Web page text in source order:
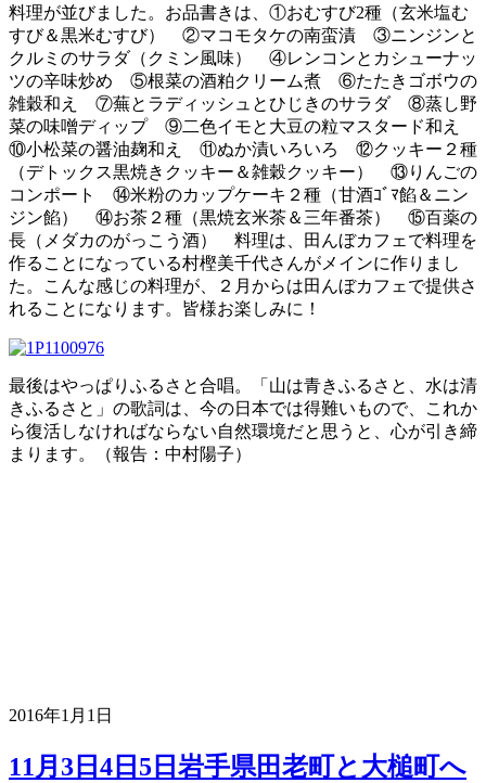
料理が並びました。お品書きは、①おむすび2種（玄米塩む
すび＆黒米むすび） ②マコモタケの南蛮漬 ③ニンジンと
クルミのサラダ（クミン風味） ④レンコンとカシューナッ
ツの辛味炒め ⑤根菜の酒粕クリーム煮 ⑥たたきゴボウの
雑穀和え ⑦蕪とラディッシュとひじきのサラダ ⑧蒸し野
菜の味噌ディップ ⑨二色イモと大豆の粒マスタード和え
⑩小松菜の醤油麹和え ⑪ぬか漬いろいろ ⑫クッキー２種
（デトックス黒焼きクッキー＆雑穀クッキー） ⑬りんごの
コンポート ⑭米粉のカップケーキ２種（甘酒ｺﾞﾏ餡＆ニン
ジン餡） ⑭お茶２種（黒焼玄米茶＆三年番茶） ⑮百薬の
長（メダカのがっこう酒） 料理は、田んぼカフェで料理を
作ることになっている村樫美千代さんがメインに作りまし
た。こんな感じの料理が、２月からは田んぼカフェで提供さ
れることになります。皆様お楽しみに！
最後はやっぱりふるさと合唱。「山は青きふるさと、水は清
きふるさと」の歌詞は、今の日本では得難いもので、これか
ら復活しなければならない自然環境だと思うと、心が引き締
まります。（報告：中村陽子）
2016年1月1日
11月3日4日5日岩手県田老町と大槌町へ